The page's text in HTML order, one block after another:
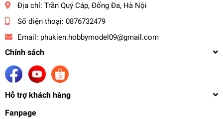
Địa chỉ: Trần Quý Cáp, Đống Đa, Hà Nội
Số điện thoại: 0876732479
Email: phukien.hobbymodel09@gmail.com
Chính sách
Hỗ trợ khách hàng
Fanpage